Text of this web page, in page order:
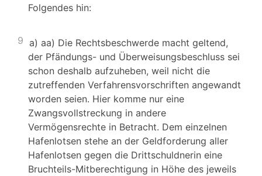
Folgendes hin:
9 a) aa) Die Rechtsbeschwerde macht geltend,
der Pfändungs- und Überweisungsbeschluss sei
schon deshalb aufzuheben, weil nicht die
zutreffenden Verfahrensvorschriften angewandt
worden seien. Hier komme nur eine
Zwangsvollstreckung in andere
Vermögensrechte in Betracht. Dem einzelnen
Hafenlotsen stehe an der Geldforderung aller
Hafenlotsen gegen die Drittschuldnerin eine
Bruchteils-Mitberechtigung in Höhe des jeweils